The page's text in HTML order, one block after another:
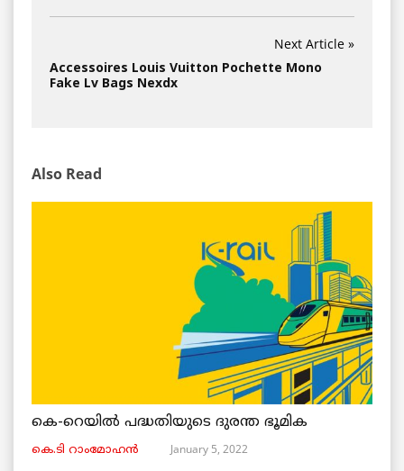
Next Article »
Accessoires Louis Vuitton Pochette Mono
Fake Lv Bags Nexdx
Also Read
കെ-റെയിൽ പദ്ധതിയുടെ ദുരന്ത ഭൂമിക
കെ.ടി റാംമോഹൻ January 5, 2022